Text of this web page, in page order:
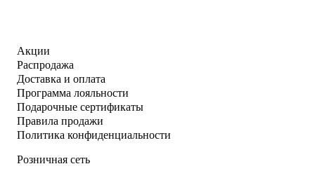
Акции
Распродажа
Доставка и оплата
Программа лояльности
Подарочные сертификаты
Правила продажи
Политика конфиденциальности
Розничная сеть